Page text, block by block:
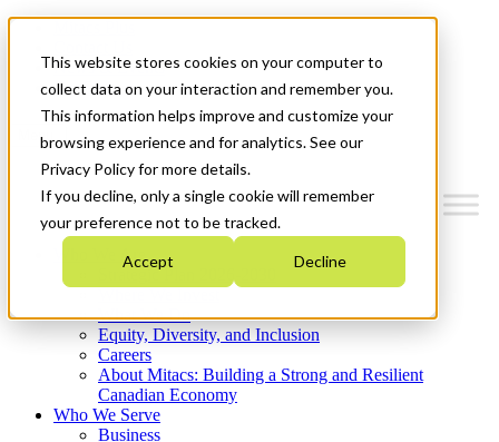
This website stores cookies on your computer to
collect data on your interaction and remember you.
This information helps improve and customize your
browsing experience and for analytics. See our
Privacy Policy for more details.
If you decline, only a single cookie will remember
your preference not to be tracked.
Accept Decline
News & Events
Get Started
Menu
Who We Are
Strategic Plan 2026-2030
What We Do
Equity, Diversity, and Inclusion
Careers
About Mitacs: Building a Strong and Resilient
Canadian Economy
Who We Serve
Business